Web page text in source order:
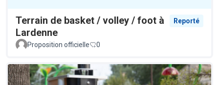
Terrain de basket / volley / foot à
Lardenne
Reporté
Proposition officielle 0